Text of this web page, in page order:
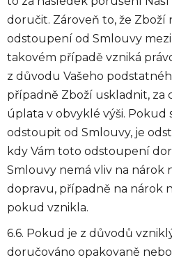
doručit. Zároveň to, že Zboží
odstoupení od Smlouvy mezi
takovém případě vzniká
z důvodu Vašeho
případně Zboží uskladnit, za
úplata v obvyklé výši. Pokud
odstoupit od Smlouvy, je
kdy Vám toto odstoupení
Smlouvy nemá vliv na nárok
dopravu, případně na nárok
pokud vznikla.
6.6. Pokud je z důvodů
doručováno opakovaně